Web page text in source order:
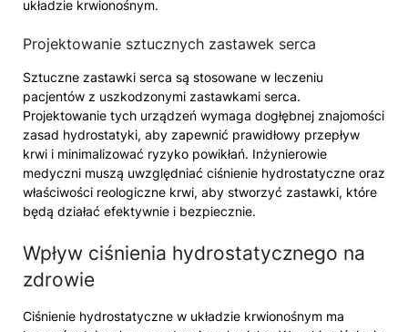
układzie krwionośnym.
Projektowanie sztucznych zastawek serca
Sztuczne zastawki serca są stosowane w leczeniu
pacjentów z uszkodzonymi zastawkami serca.
Projektowanie tych urządzeń wymaga dogłębnej znajomości
zasad hydrostatyki, aby zapewnić prawidłowy przepływ
krwi i minimalizować ryzyko powikłań. Inżynierowie
medyczni muszą uwzględniać ciśnienie hydrostatyczne oraz
właściwości reologiczne krwi, aby stworzyć zastawki, które
będą działać efektywnie i bezpiecznie.
Wpływ ciśnienia hydrostatycznego na
zdrowie
Ciśnienie hydrostatyczne w układzie krwionośnym ma